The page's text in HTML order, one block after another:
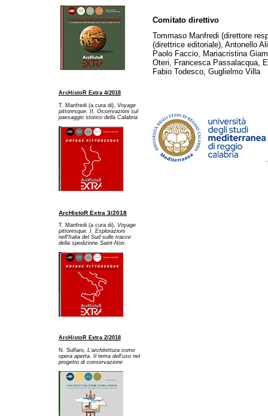
ArcHistoR Extra 4/2018
T. Manfredi (a cura di), Voyage
pittoresque. II. Osservazioni sul
paesaggio storico della Calabria
ArcHistoR Extra 3/2018
T. Manfredi (a cura di), Voyage
pittoresque. I. Esplorazioni
nell'Italia del Sud sulle tracce
della spedizione Saint-Non
ArcHistoR Extra 2/2018
N. Sulfaro, L'architettura come
opera aperta. Il tema dell'uso nel
progetto di conservazione
Comitato direttivo
Tommaso Manfredi (direttore
(direttrice editoriale), Antonello
Paolo Faccio, Mariacristina
Oteri, Francesca Passalacqua,
Fabio Todesco, Guglielmo Villa